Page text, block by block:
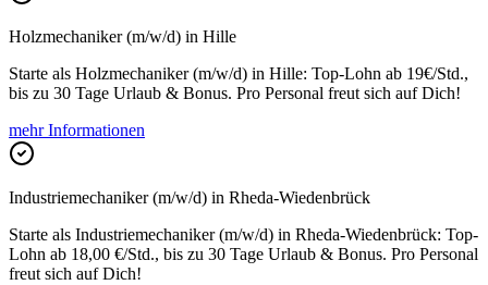
Holzmechaniker (m/w/d) in Hille
Starte als Holzmechaniker (m/w/d) in Hille: Top-Lohn ab 19€/Std.,
bis zu 30 Tage Urlaub & Bonus. Pro Personal freut sich auf Dich!
mehr Informationen
Industriemechaniker (m/w/d) in Rheda-Wiedenbrück
Starte als Industriemechaniker (m/w/d) in Rheda-Wiedenbrück: Top-
Lohn ab 18,00 €/Std., bis zu 30 Tage Urlaub & Bonus. Pro Personal
freut sich auf Dich!